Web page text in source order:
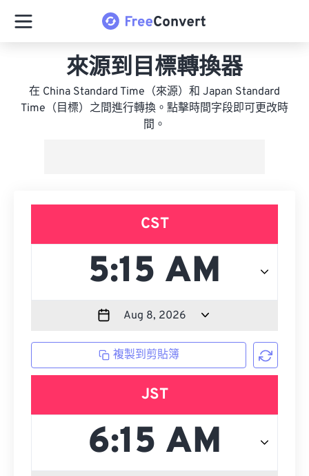
來源到目標轉換器
在 China Standard Time（來源）和 Japan Standard
Time（目標）之間進行轉換。點擊時間字段即可更改時
間。
CST
複製到剪貼簿
JST